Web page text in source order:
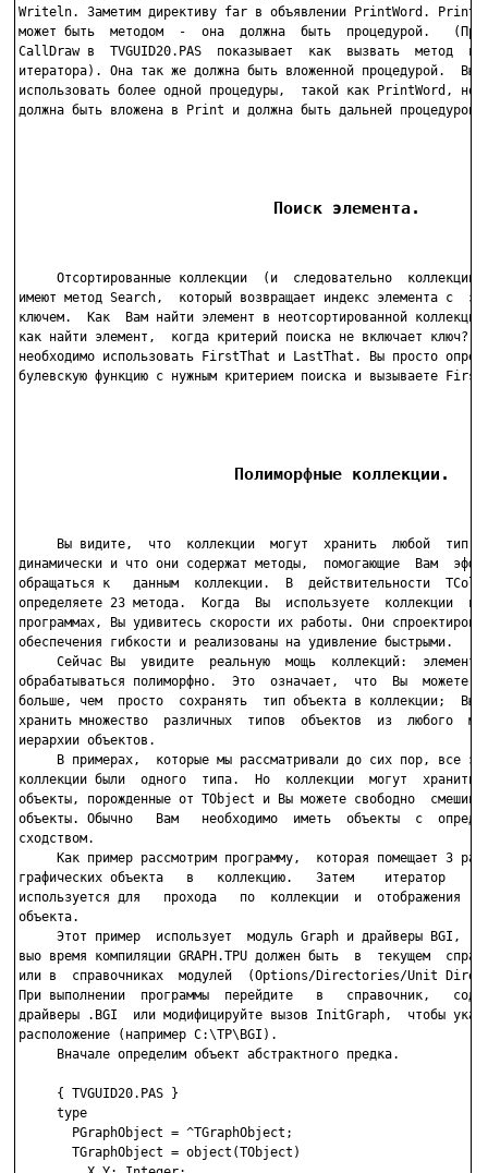
Writeln. Заметим директиву far в объявлении PrintWord.
может быть  методом  -  она  должна  быть  процедурой.
CallDraw в  TVGUID20.PAS  показывает  как  вызвать  метод  в
итератора). Она так же должна быть вложенной процедурой.  Вы
использовать более одной процедуры,  такой как PrintWord, но
должна быть вложена в Print и должна быть дальней процедурой.
                          Поиск элемента.
Отсортированные коллекции  (и  следовательно  коллекции
имеют метод Search,  который возвращает индекс элемента с
ключем.  Как  Вам найти элемент в неотсортированной
как найти элемент,  когда критерий поиска не включает ключ?
необходимо использовать FirstThat и LastThat. Вы просто
булевскую функцию с нужным критерием поиска и вызываете
                      Полиморфные коллекции.
Вы видите,  что  коллекции  могут  хранить  любой  тип
динамически и что они содержат методы,  помогающие  Вам
обращаться к   данным  коллекции.  В  действительности
определяете 23 метода.  Когда  Вы  используете  коллекции  в
программах, Вы удивитесь скорости их работы. Они
обеспечения гибкости и реализованы на удивление быстрыми.
Сейчас Вы  увидите  реальную  мощь  коллекций:  элементы
обрабатываться полиморфно.  Это  означает,  что  Вы  можете
больше, чем  просто  сохранять  тип объекта в коллекции;  Вы
хранить множество  различных  типов  объектов  из  любого
иерархии объектов.
В примерах,  которые мы рассматривали до сих пор, все
коллекции были  одного  типа.  Но  коллекции  могут  хранить
объекты, порожденные от TObject и Вы можете свободно
объекты. Обычно   Вам   необходимо  иметь  объекты  с
сходством.
Как пример рассмотрим программу,  которая помещает 3
графических объекта   в   коллекцию.   Затем    итератор
используется для   прохода   по  коллекции  и  отображения
объекта.
Этот пример  использует  модуль Graph и драйверы BGI,
выо время компиляции GRAPH.TPU должен быть  в  текущем
или в  справочниках  модулей  (Options/Directories/Unit
При выполнении  программы  перейдите   в   справочник,
драйверы .BGI  или модифицируйте вызов InitGraph,  чтобы
расположение (например C:\TP\BGI).
     Вначале определим объект абстрактного предка.
     { TVGUID20.PAS }
     type
       PGraphObject = ^TGraphObject;
       TGraphObject = object(TObject)